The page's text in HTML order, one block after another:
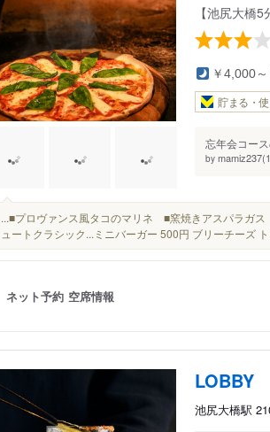
【池尻大橋
￥4,000
貯まる・
忘年会コー
by
...■プロヴァンス風タコのマリネ ■窯焼きアスパラガ
ュートクラシック...ミニバーガー 500円 ブリーチーズ
ネット予約 空席情報
LOBBY
池尻大橋駅